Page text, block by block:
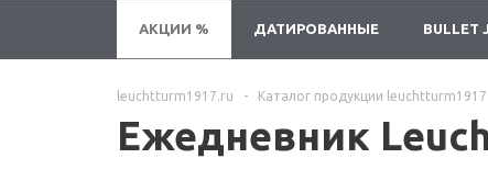
АКЦИИ % ДАТИРОВАННЫЕ BULLET
leuchtturm1917.ru - Каталог продукции leuchtturm1917
Ежедневник